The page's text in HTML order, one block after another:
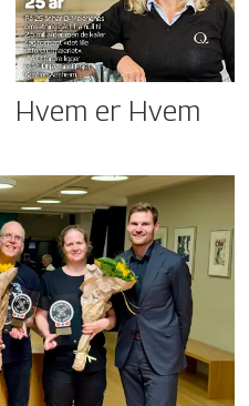
Hvem er Hvem